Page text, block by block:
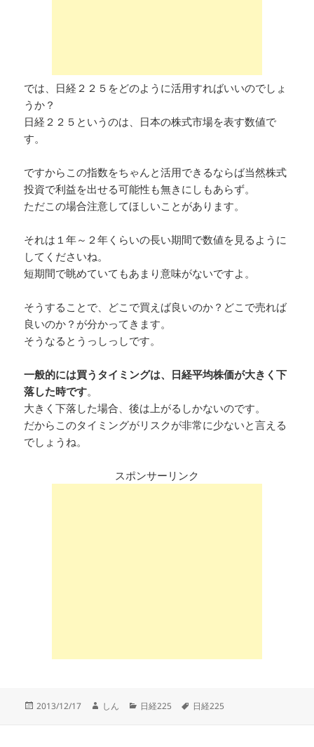
では、日経２２５をどのように活用すればいいのでしょ
うか？
日経２２５というのは、日本の株式市場を表す数値で
す。
ですからこの指数をちゃんと活用できるならば当然株式
投資で利益を出せる可能性も無きにしもあらず。
ただこの場合注意してほしいことがあります。
それは１年～２年くらいの長い期間で数値を見るように
してくださいね。
短期間で眺めていてもあまり意味がないですよ。
そうすることで、どこで買えば良いのか？どこで売れば
良いのか？が分かってきます。
そうなるとうっしっしです。
一般的には買うタイミングは、日経平均株価が大きく下
落した時です。
大きく下落した場合、後は上がるしかないのです。
だからこのタイミングがリスクが非常に少ないと言える
でしょうね。
スポンサーリンク
投
2013/12/17
作
しん
カ
日経225
タ
日経225